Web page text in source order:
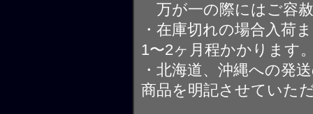
万が一の際にはご容
・在庫切れの場合入荷
1〜2ヶ月程かかります
・北海道、沖縄への発
商品を明記させていた